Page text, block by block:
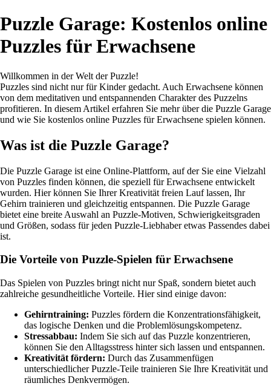
Puzzle Garage: Kostenlos online
Puzzles für Erwachsene
Willkommen in der Welt der Puzzle!
Puzzles sind nicht nur für Kinder gedacht. Auch Erwachsene können
von dem meditativen und entspannenden Charakter des Puzzelns
profitieren. In diesem Artikel erfahren Sie mehr über die Puzzle Garage
und wie Sie kostenlos online Puzzles für Erwachsene spielen können.
Was ist die Puzzle Garage?
Die Puzzle Garage ist eine Online-Plattform, auf der Sie eine Vielzahl
von Puzzles finden können, die speziell für Erwachsene entwickelt
wurden. Hier können Sie Ihrer Kreativität freien Lauf lassen, Ihr
Gehirn trainieren und gleichzeitig entspannen. Die Puzzle Garage
bietet eine breite Auswahl an Puzzle-Motiven, Schwierigkeitsgraden
und Größen, sodass für jeden Puzzle-Liebhaber etwas Passendes dabei
ist.
Die Vorteile von Puzzle-Spielen für Erwachsene
Das Spielen von Puzzles bringt nicht nur Spaß, sondern bietet auch
zahlreiche gesundheitliche Vorteile. Hier sind einige davon:
Gehirntraining: Puzzles fördern die Konzentrationsfähigkeit,
das logische Denken und die Problemlösungskompetenz.
Stressabbau: Indem Sie sich auf das Puzzle konzentrieren,
können Sie den Alltagsstress hinter sich lassen und entspannen.
Kreativität fördern: Durch das Zusammenfügen
unterschiedlicher Puzzle-Teile trainieren Sie Ihre Kreativität und
räumliches Denkvermögen.